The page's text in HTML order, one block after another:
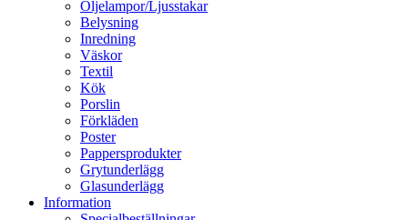
Oljelampor/Ljusstakar
Belysning
Inredning
Väskor
Textil
Kök
Porslin
Förkläden
Poster
Pappersprodukter
Grytunderlägg
Glasunderlägg
Information